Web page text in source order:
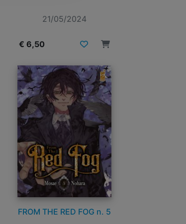
21/05/2024
€ 6,50
FROM THE RED FOG n. 5